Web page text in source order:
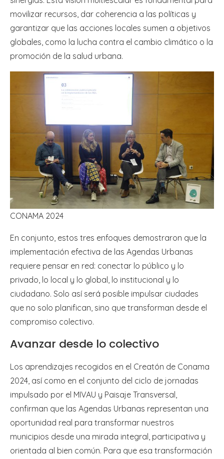
movilizar recursos, dar coherencia a las políticas y
garantizar que las acciones locales sumen a objetivos
globales, como la lucha contra el cambio climático o la
promoción de la salud urbana.
CONAMA 2024
En conjunto, estos tres enfoques demostraron que la
implementación efectiva de las Agendas Urbanas
requiere pensar en red: conectar lo público y lo
privado, lo local y lo global, lo institucional y lo
ciudadano. Solo así será posible impulsar ciudades
que no solo planifican, sino que transforman desde el
compromiso colectivo.
Avanzar desde lo colectivo
Los aprendizajes recogidos en el Creatón de Conama
2024, así como en el conjunto del ciclo de jornadas
impulsado por el MIVAU y Paisaje Transversal,
confirman que las Agendas Urbanas representan una
oportunidad real para transformar nuestros
municipios desde una mirada integral, participativa y
orientada al bien común. Para que esa transformación